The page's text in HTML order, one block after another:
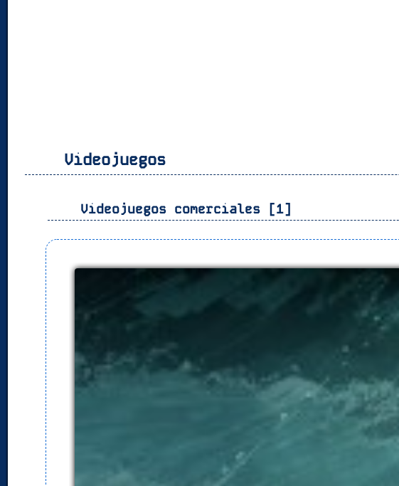
Videojuegos
Videojuegos comerciales [1]